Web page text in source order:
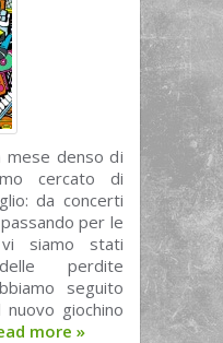
denso di
cercato di
da concerti
per le
vi siamo stati
perdite
seguito
giochino
more »